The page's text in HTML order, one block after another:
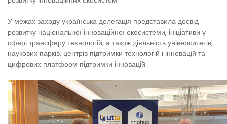
У межах заходу українська делегація представила досвід
розвитку національної інноваційної екосистеми, ініціативи у
сфері трансферу технологій, а також діяльність університетів,
наукових парків, центрів підтримки технологій і інновацій та
цифрових платформ підтримки інновацій.